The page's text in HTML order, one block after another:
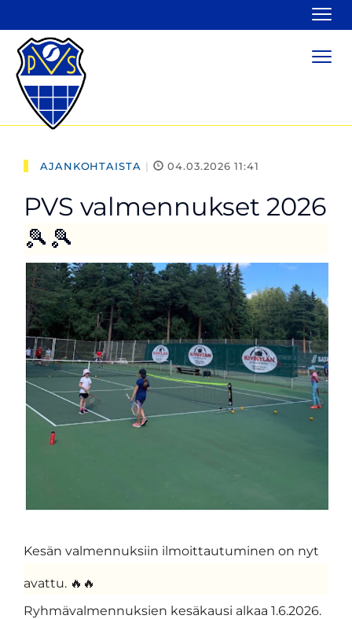
AJANKOHTAISTA | 04.03.2026 11:41
PVS valmennukset 2026
🎾🎾
Kesän valmennuksiin ilmoittautuminen on nyt
avattu. 🔥🔥
Ryhmävalmennuksien kesäkausi alkaa 1.6.2026.